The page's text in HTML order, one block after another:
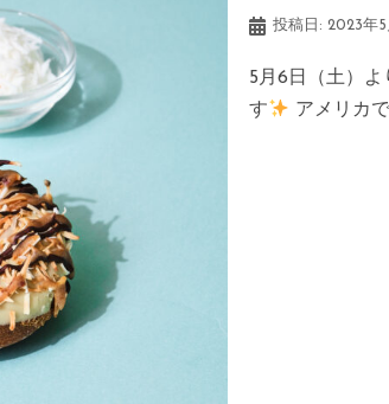
投稿日: 2023年5
5月6日（土）
す
アメリカ